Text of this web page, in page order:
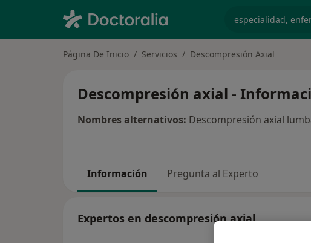
Página De Inicio Servicios Descompresión Axial
Descompresión axial -
Nombres alternativos: Descompresión axial
Información Pregunta al Experto
Expertos en descompresión axial